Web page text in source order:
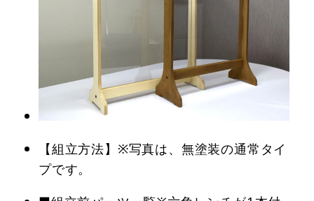
【組立方法】※写真は、無塗装の通常タイ
プです。